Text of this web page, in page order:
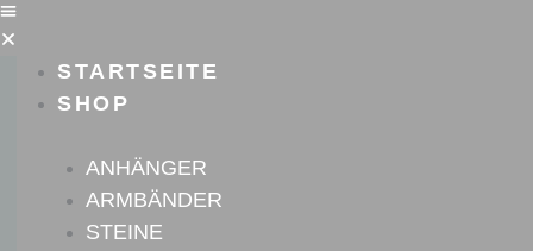
STARTSEITE
SHOP
ANHÄNGER
ARMBÄNDER
STEINE